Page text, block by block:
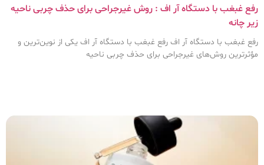
رفع غبغب با دستگاه آر اف : روش غیرجراحی برای حذف چربی ناحیه
زیر چانه
رفع غبغب با دستگاه آر اف رفع غبغب با دستگاه آر اف یکی از نوین‌ترین و
مؤثرترین روش‌های غیرجراحی برای حذف چربی ناحیه